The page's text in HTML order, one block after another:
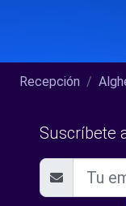
Recepción
Suscríbete